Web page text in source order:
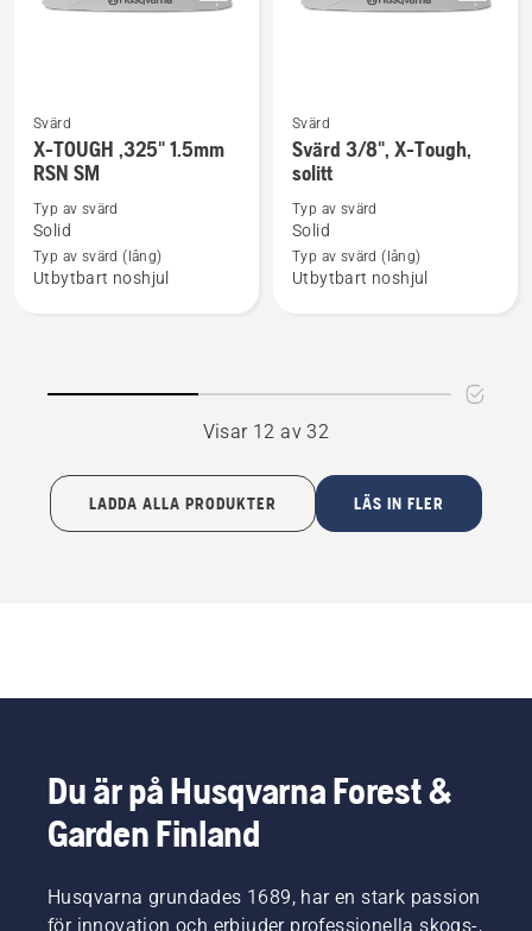
Se
mer
information
om
TOUGH
Svärd
X-TOUGH ,325" 1.5mm
RSN SM
Typ av svärd
Solid
Typ av svärd (lång)
Utbytbart noshjul
Se
mer
information
om
Svärd
3/8",
Svärd
Svärd 3/8", X-Tough,
solitt
Typ av svärd
Solid
Typ av svärd (lång)
Utbytbart noshjul
Visar 12 av 32
LADDA ALLA PRODUKTER LÄS IN FLER
Du är på Husqvarna Forest &
Garden Finland
Husqvarna grundades 1689, har en stark passion
för innovation och erbjuder professionella skogs-,